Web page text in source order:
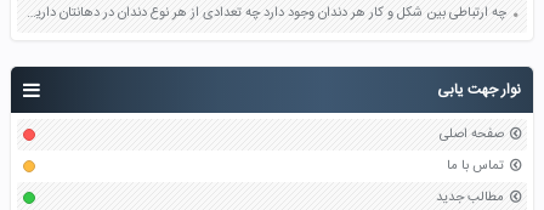
نوار جهت یابی
صفحه اصلی
تماس با ما
مطالب جدید
چه ارتباطی بین شکل و کار هر دندان وجود دارد چه تعدادی از هر نوع دندان در دهانتان دارید صفحه 112 علوم هفتم